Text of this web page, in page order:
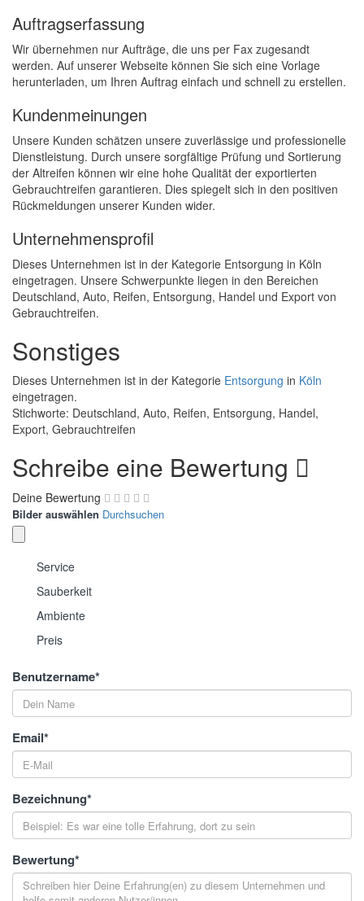
Auftragserfassung
Wir übernehmen nur Aufträge, die uns per Fax zugesandt
werden. Auf unserer Webseite können Sie sich eine Vorlage
herunterladen, um Ihren Auftrag einfach und schnell zu erstellen.
Kundenmeinungen
Unsere Kunden schätzen unsere zuverlässige und professionelle
Dienstleistung. Durch unsere sorgfältige Prüfung und Sortierung
der Altreifen können wir eine hohe Qualität der exportierten
Gebrauchtreifen garantieren. Dies spiegelt sich in den positiven
Rückmeldungen unserer Kunden wider.
Unternehmensprofil
Dieses Unternehmen ist in der Kategorie Entsorgung in Köln
eingetragen. Unsere Schwerpunkte liegen in den Bereichen
Deutschland, Auto, Reifen, Entsorgung, Handel und Export von
Gebrauchtreifen.
Sonstiges
Dieses Unternehmen ist in der Kategorie Entsorgung in Köln
eingetragen.
Stichworte: Deutschland, Auto, Reifen, Entsorgung, Handel,
Export, Gebrauchtreifen
Schreibe eine Bewertung
Deine Bewertung
Bilder auswählen Durchsuchen
Service
Sauberkeit
Ambiente
Preis
Benutzername*
Email*
Bezeichnung*
Bewertung*